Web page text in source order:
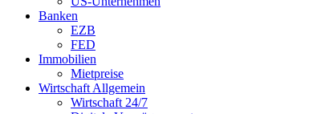
Banken
EZB
FED
Immobilien
Mietpreise
Wirtschaft Allgemein
Wirtschaft 24/7